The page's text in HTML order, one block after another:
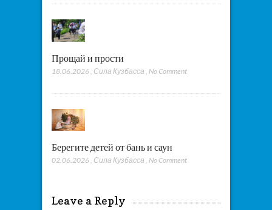
Прощай и прости
18.06.2026 Сила Кузбасса No Comment
Берегите детей от бань и саун
02.06.2026 , Сила Кузбасса , No Comment
Leave a Reply